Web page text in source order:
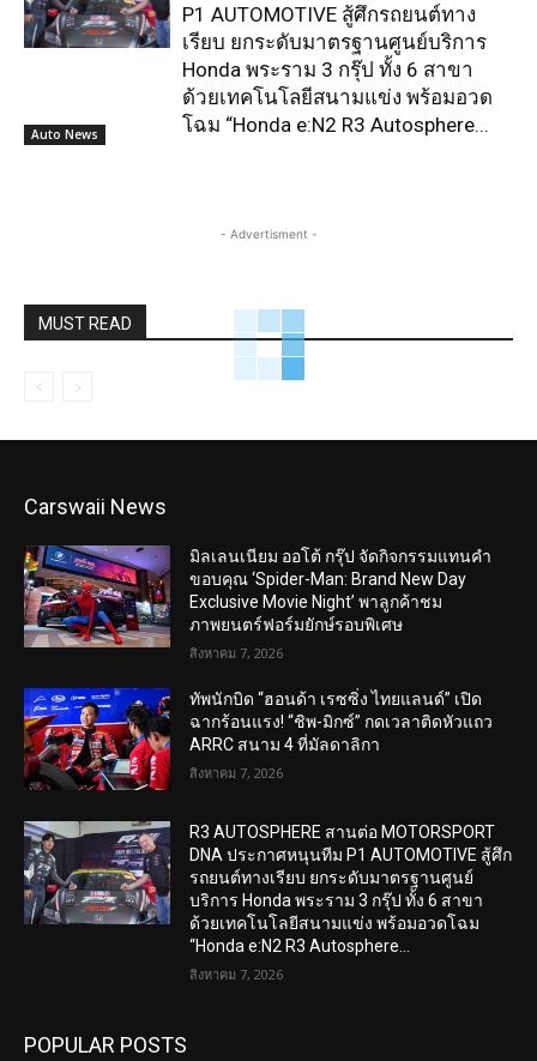
Auto News
P1 AUTOMOTIVE สู้ศึกรถยนต์ทาง
เรียบ ยกระดับมาตรฐานศูนย์บริการ
Honda พระราม 3 กรุ๊ป ทั้ง 6 สาขา
ด้วยเทคโนโลยีสนามแข่ง พร้อมอวด
โฉม “Honda e:N2 R3 Autosphere...
- Advertisment -
MUST READ
Carswaii News
มิลเลนเนียม ออโต้ กรุ๊ป จัดกิจกรรมแทนคำ
ขอบคุณ ‘Spider-Man: Brand New Day
Exclusive Movie Night’ พาลูกค้าชม
ภาพยนตร์ฟอร์มยักษ์รอบพิเศษ
สิงหาคม 7, 2026
ทัพนักบิด “ฮอนด้า เรซซิ่ง ไทยแลนด์” เปิด
ฉากร้อนแรง! “ชิพ-มิกซ์” กดเวลาติดหัวแถว
ARRC สนาม 4 ที่มัลดาลิกา
สิงหาคม 7, 2026
R3 AUTOSPHERE สานต่อ MOTORSPORT
DNA ประกาศหนุนทีม P1 AUTOMOTIVE สู้ศึก
รถยนต์ทางเรียบ ยกระดับมาตรฐานศูนย์
บริการ Honda พระราม 3 กรุ๊ป ทั้ง 6 สาขา
ด้วยเทคโนโลยีสนามแข่ง พร้อมอวดโฉม
“Honda e:N2 R3 Autosphere...
สิงหาคม 7, 2026
POPULAR POSTS